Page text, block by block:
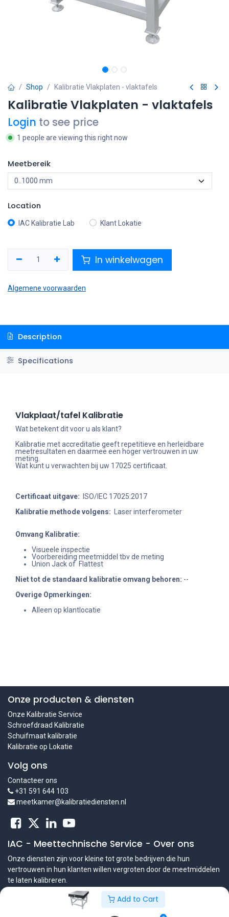
Add to Cart
Shop Kalibratie Vlakplaten - vlaktafels
Kalibratie Vlakplaten - vlaktafels
Login to see price
1 people are viewing this right now
Meetbereik
Location
IAC Kalibratie Lab Klant Lokatie
In winkelwagen
Algemene voorwaarden
Description
Specifications
Vlakplaat/tafel Kalibratie
Wat betekent dit voor u als klant?
Kalibratie met accreditatie geeft repetitieve en herleidbare
meetresultaten en daarmee een hoger vertrouwen in uw
meting.
Wat kunt u verwachten bij uw 17025 certificaat.
Certificaat uitgave: ISO/IEC 17025:2017
Kalibratie methode volgens: Laser interferometer
Omvang Kalibratie:
Visueele inspectie
Voorbereiding meetmiddel tbv de meting
Union Jack of Flattest
Niet tot de standaard kalibratie omvang behoren: --
Overige Opmerkingen:
Alleen op klantlocatie
Onze producten & diensten
Onze Kalibratie Service
Schroefdraad Kalibratie
Schuifmaat kalibratie
Kalibratie op Lokatie
Volg ons
Contacteer ons
+31 591 644 103
meetkamer@kalibratiediensten.nl
IAC - Meettechnische Service - Over ons
Onze diensten zijn voor kleine tot grote bedrijven die hun
vertrouwen in hun klanten willen vergroten door de meetmiddelen
te laten kalibreren.
Copyright © IAC - Meettechnische Service